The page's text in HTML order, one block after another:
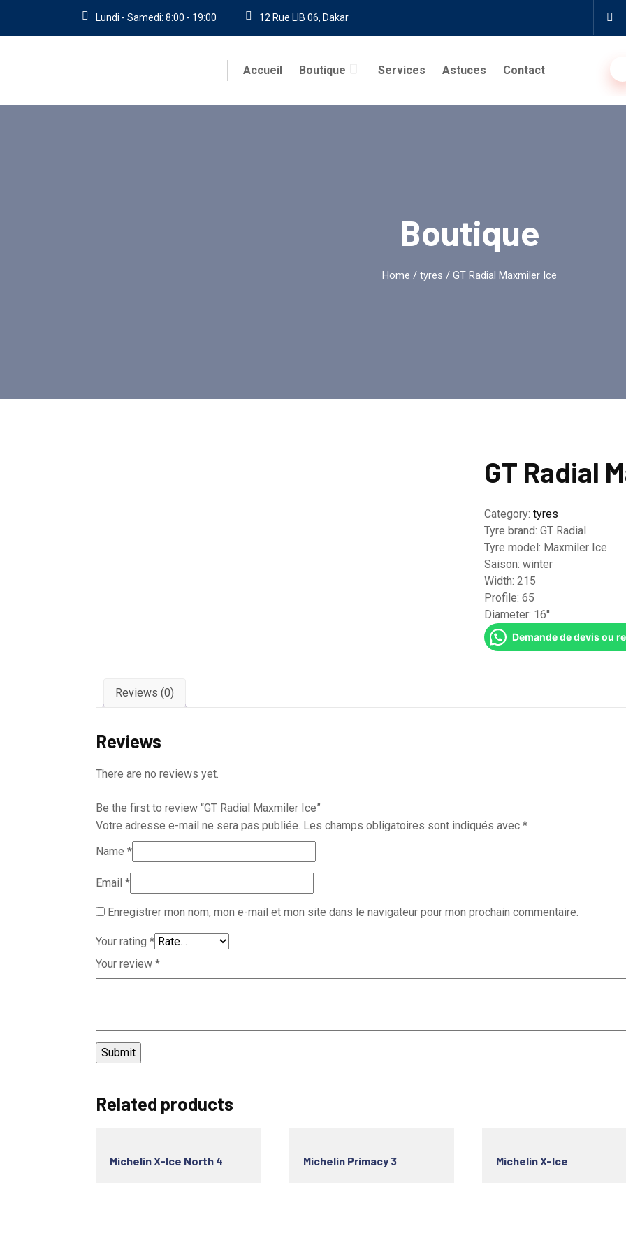
Lundi - Samedi: 8:00 - 19:00 12 Rue LIB 06, Dakar
Accueil Boutique Services Astuces Contact
Boutique
Home / tyres / GT Radial Maxmiler Ice
GT Radial
Category:tyres
Tyre brand:GT Radial
Tyre model: Maxmiler Ice
Saison:winter
Width:215
Profile:65
Diameter: 16''
Demande de devis ou
Reviews (0)
Reviews
There are no reviews yet.
Be the first to review “GT Radial Maxmiler Ice”
Votre adresse e-mail ne sera pas publiée. Les champs obligatoires sont indiqués avec *
Name *
Email *
Enregistrer mon nom, mon e-mail et mon site dans le navigateur pour mon prochain commentaire.
Your rating *
Your review *
Related products
Michelin X-Ice North 4 Michelin Primacy 3 Michelin X-Ice